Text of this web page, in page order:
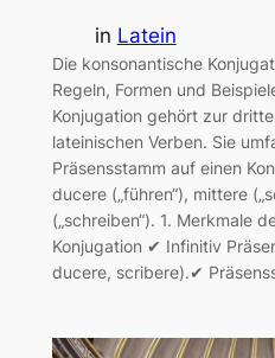
in Latein
Die konsonantische
Regeln, Formen und
Konjugation gehört zur
lateinischen Verben. Sie
Präsensstamm auf einen
ducere („führen“), mittere
(„schreiben“). 1. Merkmale
Konjugation ✔ Infinitiv
ducere, scribere).✔